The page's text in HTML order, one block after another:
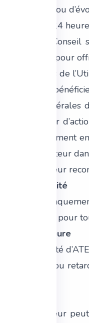
de mise à jour ou
un préavis de 24
8.1.4. ATEOS
Plateforme, et pour
8.2. Obligations de
8.2.1. Afin de
Conditions
ne pas engager
accéder, notamment
Compte Utilisateur
8.2.2. L’Utilisateur
9. Responsabilité
En cas de
ATEOS Conseil pour
10. Force majeure
La responsabilité
est empêchée ou
11.1. L’Utilisateur